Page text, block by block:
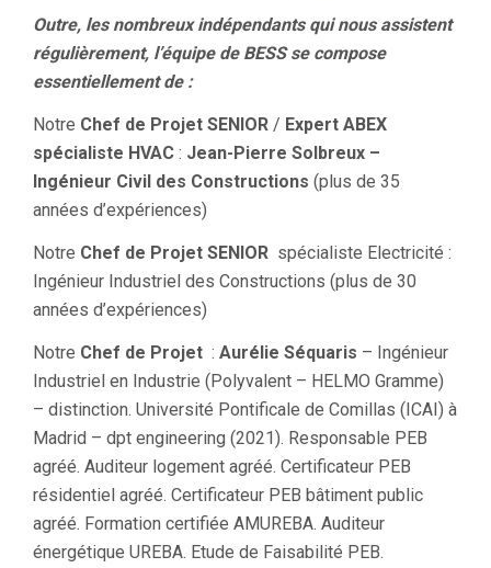
Outre, les nombreux indépendants qui nous assistent
régulièrement, l’équipe de BESS se compose
essentiellement de :
Notre Chef de Projet SENIOR / Expert ABEX
spécialiste HVAC : Jean-Pierre Solbreux –
Ingénieur Civil des Constructions (plus de 35
années d’expériences)
Notre Chef de Projet SENIOR spécialiste Electricité :
Ingénieur Industriel des Constructions (plus de 30
années d’expériences)
Notre Chef de Projet : Aurélie Séquaris – Ingénieur
Industriel en Industrie (Polyvalent – HELMO Gramme)
– distinction. Université Pontificale de Comillas (ICAI) à
Madrid – dpt engineering (2021). Responsable PEB
agréé. Auditeur logement agréé. Certificateur PEB
résidentiel agréé. Certificateur PEB bâtiment public
agréé. Formation certifiée AMUREBA. Auditeur
énergétique UREBA. Etude de Faisabilité PEB.